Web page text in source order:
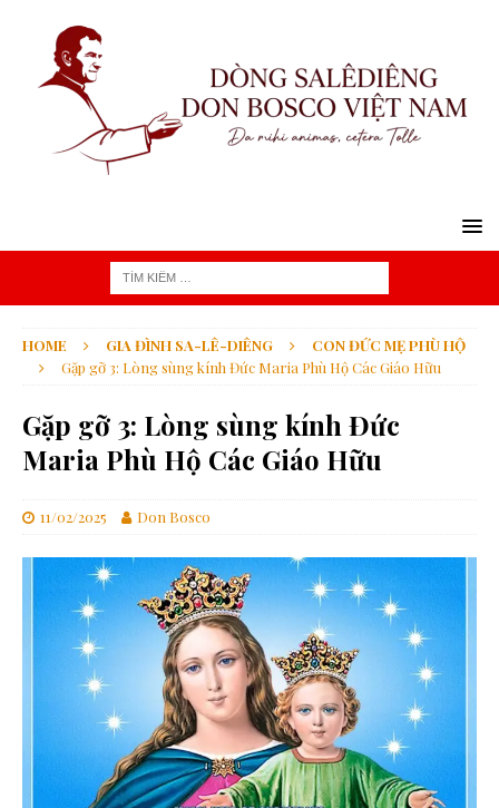
HOME GIA ĐÌNH SA-LÊ-DIÊNG
CON ĐỨC MẸ PHÙ HỘ
Gặp gỡ 3: Lòng sùng kính Đức Maria Phù Hộ Các Giáo Hữu
Gặp gỡ 3: Lòng sùng kính Đức
Maria Phù Hộ Các Giáo Hữu
11/02/2025 Don Bosco